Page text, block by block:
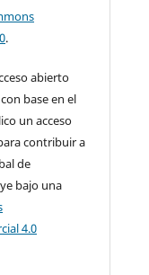
.
abierto
base en el
un acceso
contribuir a
de
bajo una
4.0